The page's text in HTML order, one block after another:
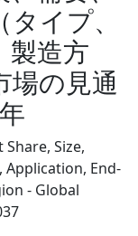
イプ、
製造方
の見通
Size,
Application, End-
- Global